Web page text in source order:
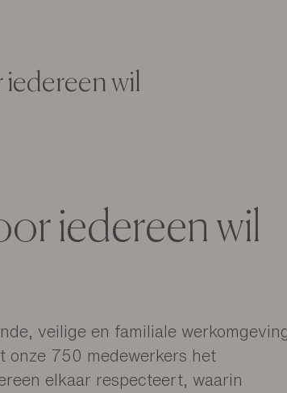
in alles wat we doen. Respect voor
wil